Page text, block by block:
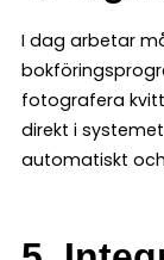
I dag arbetar
fotografera
direkt i
automatiskt